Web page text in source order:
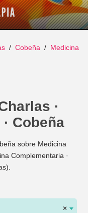
Cobeña
Medicina
·
Cobeña
sobre Medicina
Complementaria ·
×